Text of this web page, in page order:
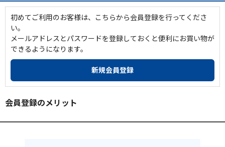
初めてご利用のお客様は、こちらから会員登録を行ってくださ
い。
メールアドレスとパスワードを登録しておくと便利にお買い物が
できるようになります。
会員登録のメリット